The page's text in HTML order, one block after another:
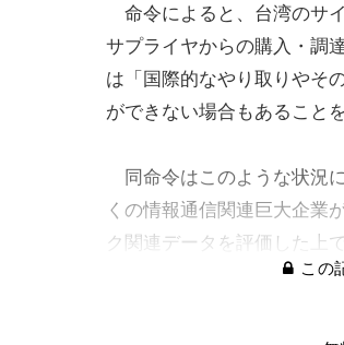
命令によると、台湾のサ
サプライヤからの購入・調
は「国際的なやり取りやそ
ができない場合もあること
同命令はこのような状況
くの情報通信関連巨大企業
ク関連データを評価した上
この